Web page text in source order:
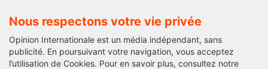
Nous respectons votre vie privée
Opinion Internationale est un média indépendant, sans
publicité. En poursuivant votre navigation, vous acceptez
l’utilisation de Cookies. Pour en savoir plus, consultez notre